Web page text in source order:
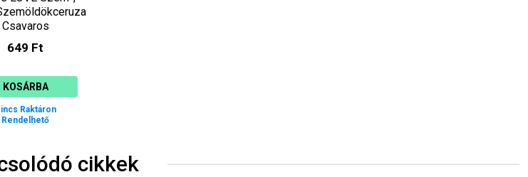
Csavaros
649 Ft
KOSÁRBA
Raktáron
Rendelhető
cikkek